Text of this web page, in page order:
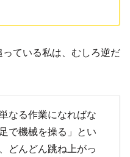
ている私は、むしろ逆だ
なる作業になればな
で機械を操る」とい
どんどん跳ね上がっ